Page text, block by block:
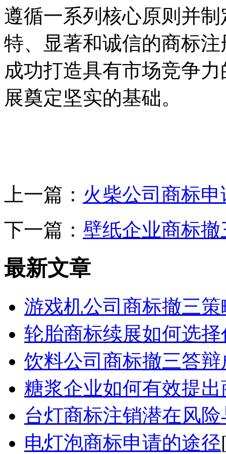
遵循一系列核心原则并
特、显著和诚信的商标
成功打造具有市场竞争
展奠定坚实的基础。
上一篇： 火柴公司商标
下一篇： 壁纸企业商标
最新文章
游戏机公司商标撤三
轮胎商标续展如何选
饮料公司商标撤三答
糖浆企业如何有效提
台灯商标注销潜在风
电灯泡商标申请的途径